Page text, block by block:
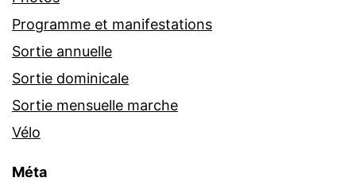
Programme et manifestations
Sortie annuelle
Sortie dominicale
Sortie mensuelle marche
Vélo
Méta